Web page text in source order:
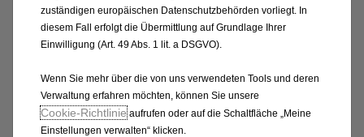
zuständigen europäischen Datenschutzbehörden vorliegt. In
diesem Fall erfolgt die Übermittlung auf Grundlage Ihrer
Einwilligung (Art. 49 Abs. 1 lit. a DSGVO).
Wenn Sie mehr über die von uns verwendeten Tools und deren
Verwaltung erfahren möchten, können Sie unsere
Cookie‑Richtlinieaufrufen oder auf die Schaltfläche „Meine
Einstellungen verwalten“ klicken.